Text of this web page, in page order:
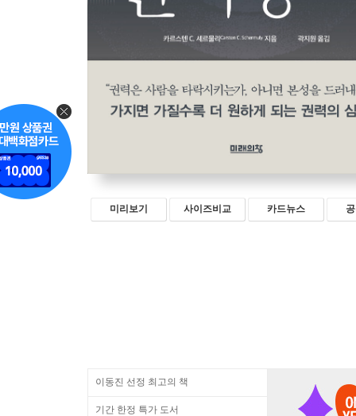
미리보기 사이즈비교 카드뉴스
이동진 선정 최고의 책
기간 한정 특가 도서